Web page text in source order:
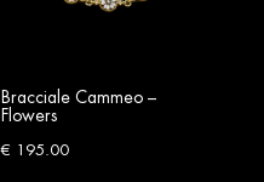
Bracciale Cammeo –
Flowers
€ 195.00